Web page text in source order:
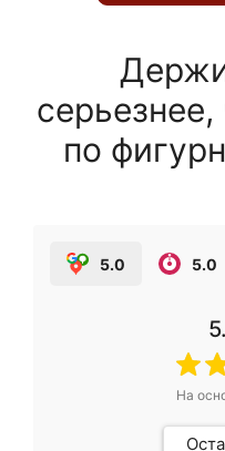
по
5.0 5.0
На